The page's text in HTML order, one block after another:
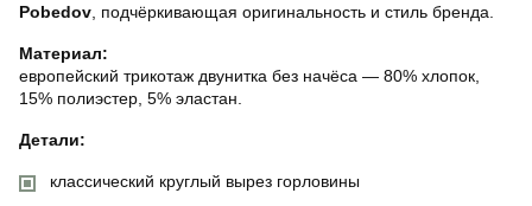
Pobedov , подчёркивающая оригинальность и стиль бренда.
Материал:
европейский трикотаж двунитка без начёса — 80% хлопок,
15% полиэстер, 5% эластан.
Детали:
классический круглый вырез горловины